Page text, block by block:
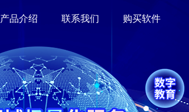
产品介绍 联系我们 购买软件